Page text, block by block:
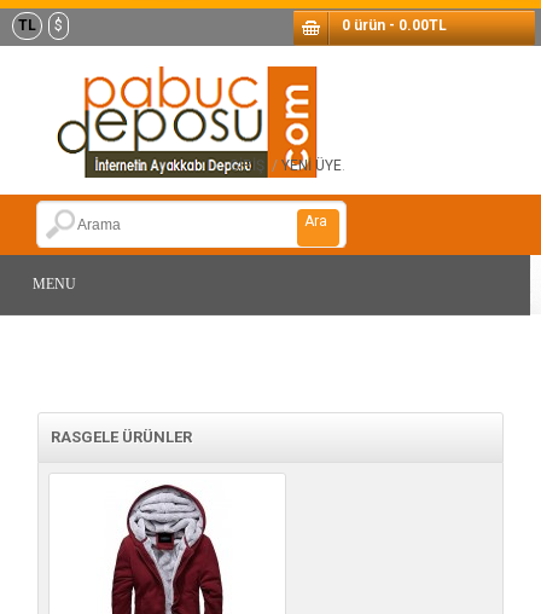
TL $ 0 ürün - 0.00TL
Ara
GİRİŞ / YENİ ÜYE.
MENU
RASGELE ÜRÜNLER